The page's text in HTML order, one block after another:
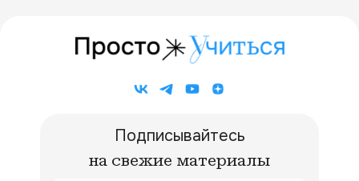
Подписывайтесь
на свежие материалы